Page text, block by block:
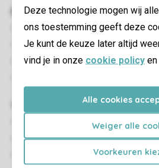
Deze technologie mogen wij
ons toestemming geeft deze
Je kunt de keuze later altijd
vind je in onze cookie policy en
Alle cookies
Weiger alle
Voorkeuren
Buiten
Terras
Terrasmeubilair
Op voorkeur te reserveren:
Woon-/eetkamer
Eethoek